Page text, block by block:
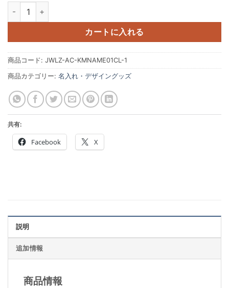
透明アクリル スポーツキーホルダー 球技シリーズ01 オリジナル 名
カートに入れる
商品コード: JWLZ-AC-KMNAME01CL-1
商品カテゴリー: 名入れ・デザイングッズ
共有:
Facebook X
説明
追加情報
商品情報